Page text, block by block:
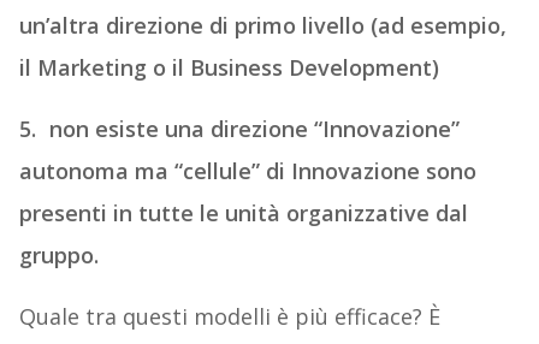
un’altra direzione di primo livello (ad esempio,
il Marketing o il Business Development)
5. non esiste una direzione “Innovazione”
autonoma ma “cellule” di Innovazione sono
presenti in tutte le unità organizzative dal
gruppo.
Quale tra questi modelli è più efficace? È